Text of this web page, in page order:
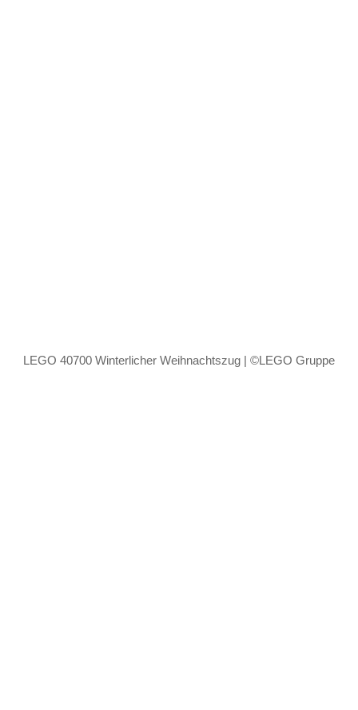
LEGO 40700 Winterlicher Weihnachtszug | ©LEGO Gruppe